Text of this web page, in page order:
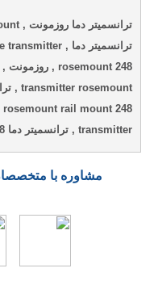
transmitter , ترانسمیتر دما 248
مشاوره با